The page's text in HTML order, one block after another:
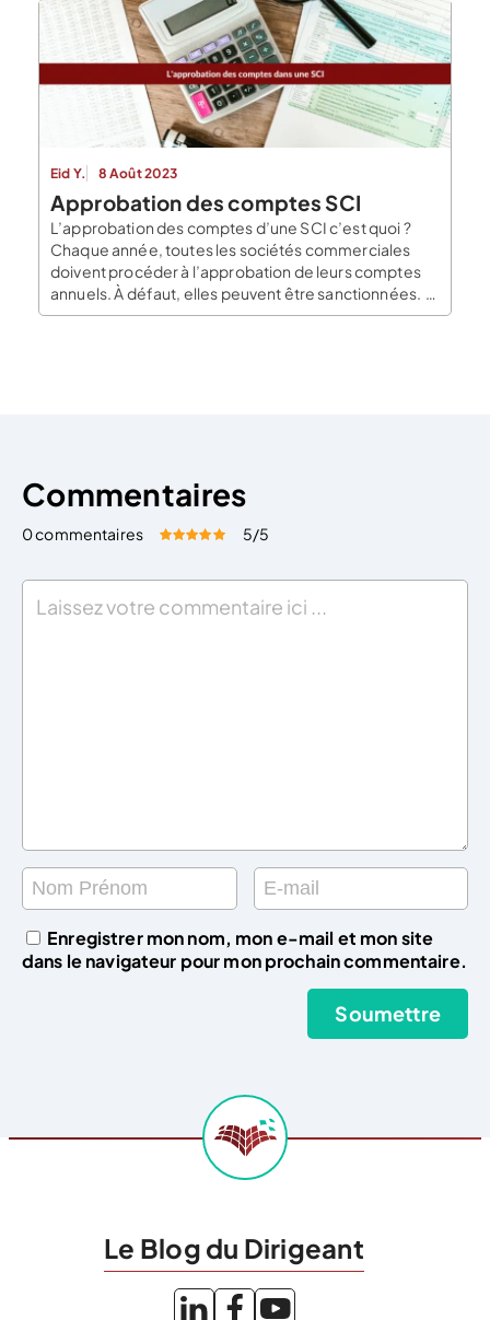
cession doit être signifiée soit par huissier à la société
Eid Y. 8 Août 2023
Approbation des comptes SCI
L’approbation des comptes d’une SCI c’est quoi ?
Chaque année, toutes les sociétés commerciales
doivent procéder à l’approbation de leurs comptes
annuels. À défaut, elles peuvent être sanctionnées. Il
s’agit de soumettre leurs comptes annuels à
Commentaires
0 commentaires Évaluez cet article:
5/5
Enregistrer mon nom, mon e-mail et mon site
dans le navigateur pour mon prochain commentaire.
Le Blog du Dirigeant